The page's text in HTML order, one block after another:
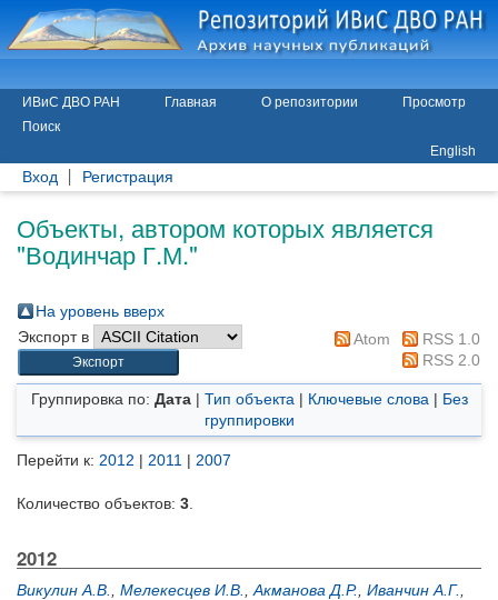
ИВиС ДВО РАН Главная О репозитории
Просмотр
Поиск
English
Вход Регистрация
Объекты, автором которых является
"Водинчар Г.М."
На уровень вверх
Экспорт в
Atom
RSS 1.0
RSS 2.0
Группировка по: Дата| Тип объекта | Ключевые слова | Без
группировки
Перейти к: 2012 | 2011 | 2007
Количество объектов: 3
2012
Викулин А.В. Мелекесцев И.В. Акманова Д.Р. Иванчин А.Г.